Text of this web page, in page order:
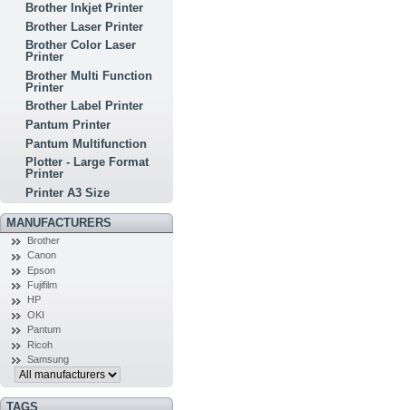
Brother Inkjet Printer
Brother Laser Printer
Brother Color Laser
Printer
Brother Multi Function
Printer
Brother Label Printer
Pantum Printer
Pantum Multifunction
Plotter - Large Format
Printer
Printer A3 Size
MANUFACTURERS
Brother
Canon
Epson
Fujifilm
HP
OKI
Pantum
Ricoh
Samsung
TAGS